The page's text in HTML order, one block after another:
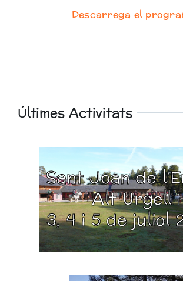
Descarrega el
Últimes Activitats
Sant Joan de
Alt Urgell
3, 4 i 5 de juliol